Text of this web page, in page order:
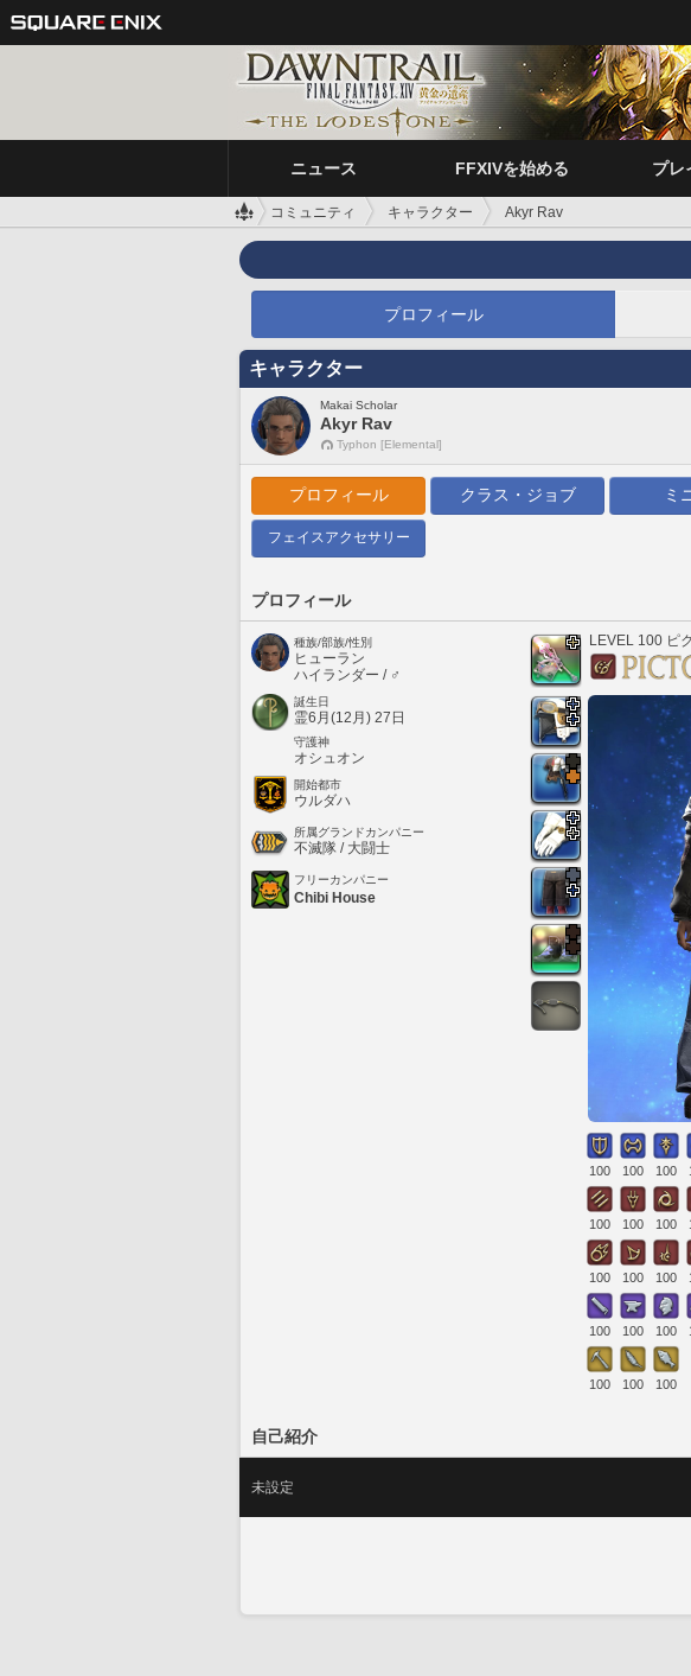
ニュース FFXIVを始める プレ
コミュニティ キャラクター Akyr Rav
プロフィール
キャラクター
Makai Scholar
Akyr Rav
Typhon [Elemental]
プロフィール クラス・ジョブ ミ
フェイスアクセサリー
プロフィール
種族/部族/性別
ヒューラン
ハイランダー / ♂
誕生日
霊6月(12月) 27日
守護神
オシュオン
開始都市
ウルダハ
所属グランドカンパニー
不滅隊 / 大闘士
フリーカンパニー
Chibi House
LEVEL 100 ピ
100 100 100
100 100 100
100 100 100
100 100 100
100 100 100
自己紹介
未設定